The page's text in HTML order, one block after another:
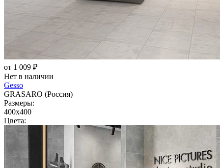
от 1 009 ₽
Нет в наличии
Gesso
GRASARO (Россия)
Размеры:
400x400
Цвета: